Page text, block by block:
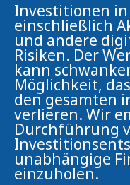
Investitionen
einschließlich
und andere
Risiken. Der
kann
Möglichkeit,
den gesamten
verlieren. Wir
Durchführung
unabhängige
einzuholen.